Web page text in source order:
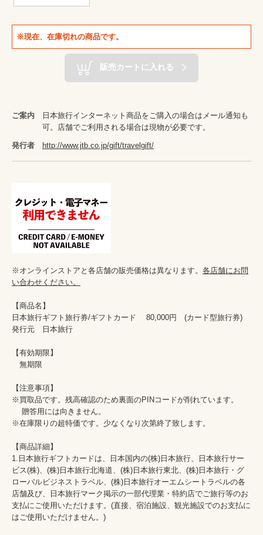
※現在、在庫切れの商品です。
販売カートに入れる
ご案内
日本旅行インターネット商品をご購入の場合はメール通知も
可。店舗でご利用される場合は現物が必要です。
発行者 http://www.jtb.co.jp/gift/travelgift/
※オンラインストアと各店舗の販売価格は異なります。 各店舗にお問
い合わせください。
【商品名】
日本旅行ギフト旅行券/ギフトカード　 80,000円　(カード型旅行券)
発行元　日本旅行
【有効期限】
無期限
【注意事項】
※買取品です。残高確認のため裏面のPINコードが削れています。
※在庫限りの超特価です。少なくなり次第終了致します。
【商品詳細】
1.日本旅行ギフトカードは、日本国内の(株)日本旅行、日本旅行サー
ビス(株)、(株)日本旅行北海道、(株)日本旅行東北、(株)日本旅行・グ
ローバルビジネストラベル、(株)日本旅行オーエムシートラベルの各
店舗及び、日本旅行マーク掲示の一部代理業・特約店でご旅行等のお
支払にご使用いただけます。(直接、宿泊施設、観光施設でのお支払に
はご使用いただけません。)